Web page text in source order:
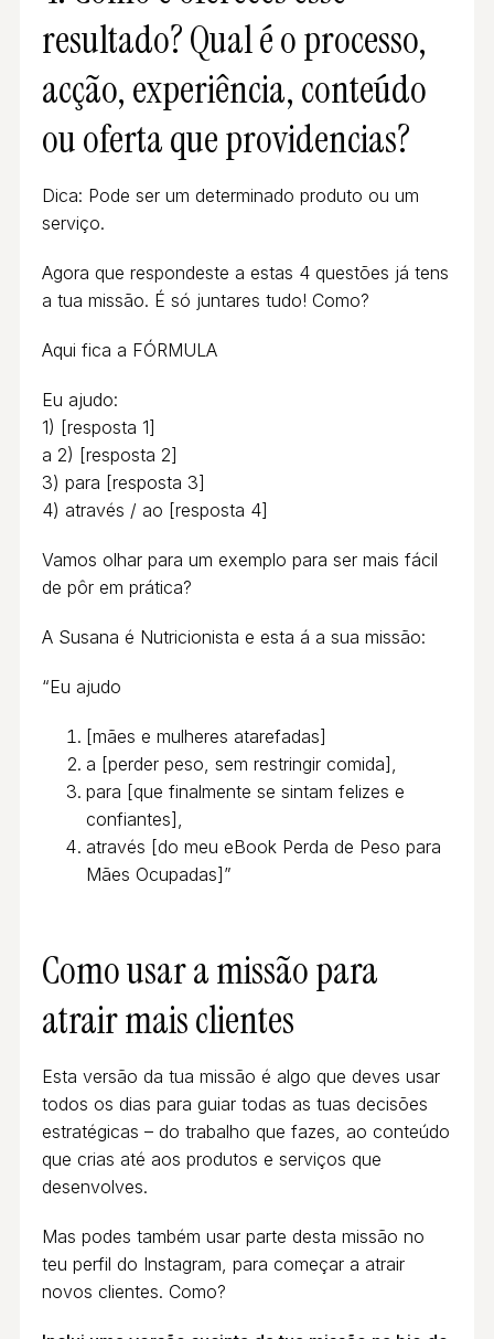
resultado? Qual é o processo,
acção, experiência, conteúdo
ou oferta que providencias?
Dica: Pode ser um determinado produto ou um
serviço.
Agora que respondeste a estas 4 questões já tens
a tua missão. É só juntares tudo! Como?
Aqui fica a FÓRMULA
Eu ajudo:
1) [resposta 1]
a 2) [resposta 2]
3) para [resposta 3]
4) através / ao [resposta 4]
Vamos olhar para um exemplo para ser mais fácil
de pôr em prática?
A Susana é Nutricionista e esta á a sua missão:
“Eu ajudo
[mães e mulheres atarefadas]
a [perder peso, sem restringir comida],
para [que finalmente se sintam felizes e
confiantes],
através [do meu eBook Perda de Peso para
Mães Ocupadas]”
Como usar a missão para
atrair mais clientes
Esta versão da tua missão é algo que deves usar
todos os dias para guiar todas as tuas decisões
estratégicas – do trabalho que fazes, ao conteúdo
que crias até aos produtos e serviços que
desenvolves.
Mas podes também usar parte desta missão no
teu perfil do Instagram, para começar a atrair
novos clientes. Como?